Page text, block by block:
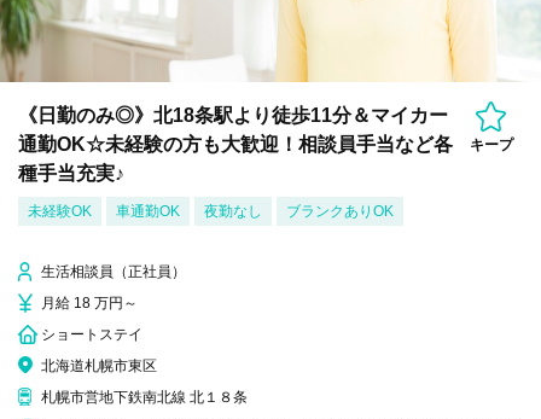
《日勤のみ◎》北18条駅より徒歩11分＆マイカー
通勤OK☆未経験の方も大歓迎！相談員手当など各
種手当充実♪
キープ
未経験OK 車通勤OK 夜勤なし ブランクありOK
生活相談員（正社員）
月給 18 万円～
ショートステイ
北海道札幌市東区
札幌市営地下鉄南北線 北１８条